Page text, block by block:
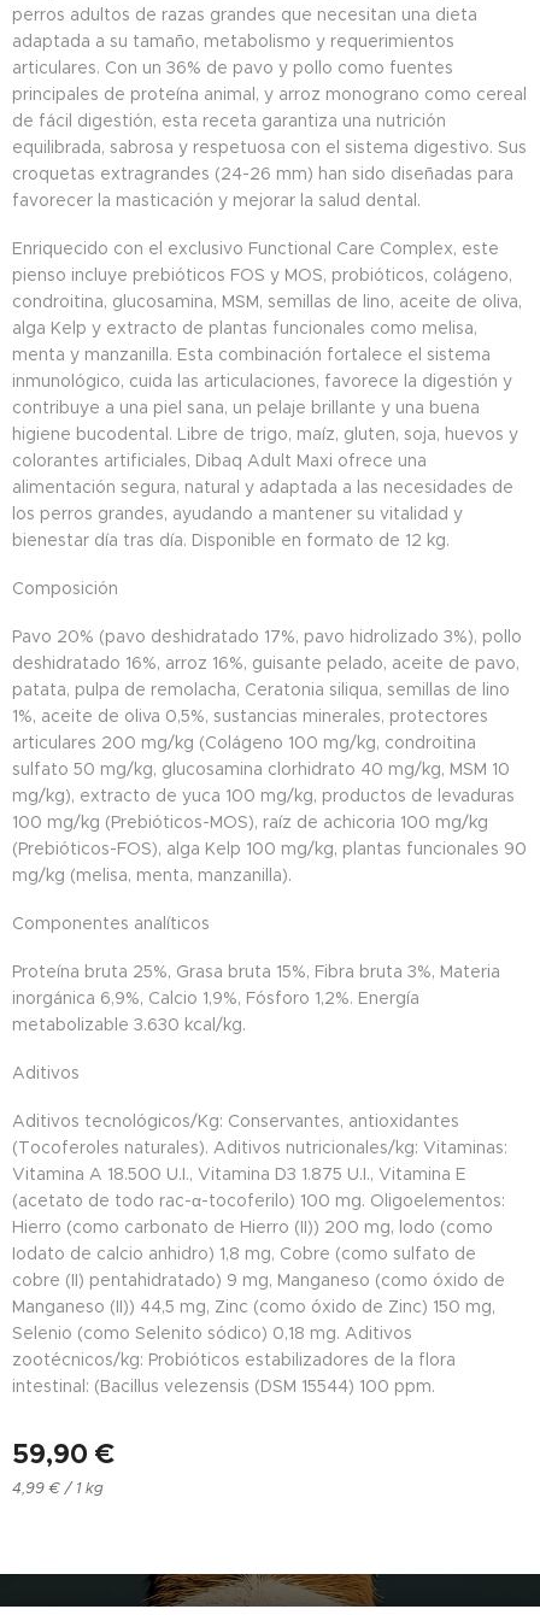
perros adultos de razas grandes que necesitan una dieta
adaptada a su tamaño, metabolismo y requerimientos
articulares. Con un 36% de pavo y pollo como fuentes
principales de proteína animal, y arroz monograno como cereal
de fácil digestión, esta receta garantiza una nutrición
equilibrada, sabrosa y respetuosa con el sistema digestivo. Sus
croquetas extragrandes (24-26 mm) han sido diseñadas para
favorecer la masticación y mejorar la salud dental.
Enriquecido con el exclusivo Functional Care Complex, este
pienso incluye prebióticos FOS y MOS, probióticos, colágeno,
condroitina, glucosamina, MSM, semillas de lino, aceite de oliva,
alga Kelp y extracto de plantas funcionales como melisa,
menta y manzanilla. Esta combinación fortalece el sistema
inmunológico, cuida las articulaciones, favorece la digestión y
contribuye a una piel sana, un pelaje brillante y una buena
higiene bucodental. Libre de trigo, maíz, gluten, soja, huevos y
colorantes artificiales, Dibaq Adult Maxi ofrece una
alimentación segura, natural y adaptada a las necesidades de
los perros grandes, ayudando a mantener su vitalidad y
bienestar día tras día. Disponible en formato de 12 kg.
Composición
Pavo 20% (pavo deshidratado 17%, pavo hidrolizado 3%), pollo
deshidratado 16%, arroz 16%, guisante pelado, aceite de pavo,
patata, pulpa de remolacha, Ceratonia siliqua, semillas de lino
1%, aceite de oliva 0,5%, sustancias minerales, protectores
articulares 200 mg/kg (Colágeno 100 mg/kg, condroitina
sulfato 50 mg/kg, glucosamina clorhidrato 40 mg/kg, MSM 10
mg/kg), extracto de yuca 100 mg/kg, productos de levaduras
100 mg/kg (Prebióticos-MOS), raíz de achicoria 100 mg/kg
(Prebióticos-FOS), alga Kelp 100 mg/kg, plantas funcionales 90
mg/kg (melisa, menta, manzanilla).
Componentes analíticos
Proteína bruta 25%, Grasa bruta 15%, Fibra bruta 3%, Materia
inorgánica 6,9%, Calcio 1,9%, Fósforo 1,2%. Energía
metabolizable 3.630 kcal/kg.
Aditivos
Aditivos tecnológicos/Kg: Conservantes, antioxidantes
(Tocoferoles naturales). Aditivos nutricionales/kg: Vitaminas:
Vitamina A 18.500 U.I., Vitamina D3 1.875 U.I., Vitamina E
(acetato de todo rac-α-tocoferilo) 100 mg. Oligoelementos:
Hierro (como carbonato de Hierro (II)) 200 mg, lodo (como
Iodato de calcio anhidro) 1,8 mg, Cobre (como sulfato de
cobre (II) pentahidratado) 9 mg, Manganeso (como óxido de
Manganeso (II)) 44,5 mg, Zinc (como óxido de Zinc) 150 mg,
Selenio (como Selenito sódico) 0,18 mg. Aditivos
zootécnicos/kg: Probióticos estabilizadores de la flora
intestinal: (Bacillus velezensis (DSM 15544) 100 ppm.
59,90 €
4,99 € / 1 kg